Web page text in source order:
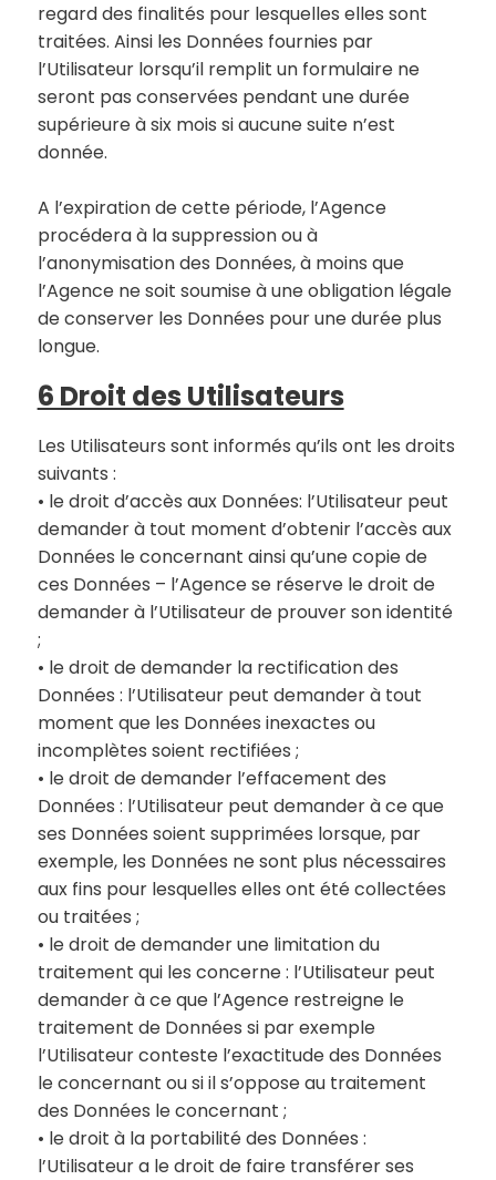
regard des finalités pour lesquelles elles sont
traitées. Ainsi les Données fournies par
l’Utilisateur lorsqu’il remplit un formulaire ne
seront pas conservées pendant une durée
supérieure à six mois si aucune suite n’est
donnée.
A l’expiration de cette période, l’Agence
procédera à la suppression ou à
l’anonymisation des Données, à moins que
l’Agence ne soit soumise à une obligation légale
de conserver les Données pour une durée plus
longue.
6 Droit des Utilisateurs
Les Utilisateurs sont informés qu’ils ont les droits
suivants :
• le droit d’accès aux Données: l’Utilisateur peut
demander à tout moment d’obtenir l’accès aux
Données le concernant ainsi qu’une copie de
ces Données – l’Agence se réserve le droit de
demander à l’Utilisateur de prouver son identité
;
• le droit de demander la rectification des
Données : l’Utilisateur peut demander à tout
moment que les Données inexactes ou
incomplètes soient rectifiées ;
• le droit de demander l’effacement des
Données : l’Utilisateur peut demander à ce que
ses Données soient supprimées lorsque, par
exemple, les Données ne sont plus nécessaires
aux fins pour lesquelles elles ont été collectées
ou traitées ;
• le droit de demander une limitation du
traitement qui les concerne : l’Utilisateur peut
demander à ce que l’Agence restreigne le
traitement de Données si par exemple
l’Utilisateur conteste l’exactitude des Données
le concernant ou si il s’oppose au traitement
des Données le concernant ;
• le droit à la portabilité des Données :
l’Utilisateur a le droit de faire transférer ses